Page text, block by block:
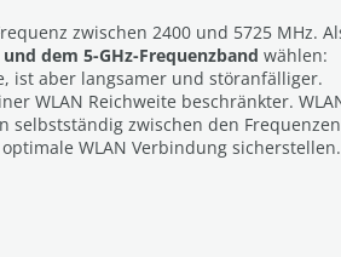
zwischen 2400 und 5725 MHz.
und dem 5-GHz-Frequenzband wählen:
ist aber langsamer und störanfälliger.
WLAN Reichweite beschränkter.
selbstständig zwischen den Frequenzen
WLAN Verbindung sicherstellen.